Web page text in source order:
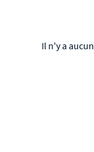
Il n'y a